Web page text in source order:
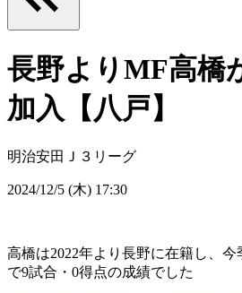
長野よりMF高橋
加入【八戸】
明治安田Ｊ３リーグ
2024/12/5 (木) 17:30
高橋は2022年より長野に在籍し、
で9試合・0得点の成績でした